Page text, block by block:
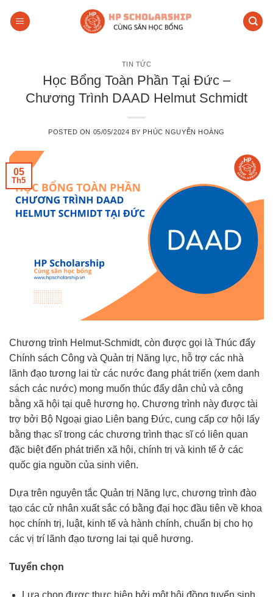
TIN TỨC
Học Bổng Toàn Phần Tại Đức –
Chương Trình DAAD Helmut Schmidt
POSTED ON 05/05/2024 BY PHÚC NGUYỄN HOÀNG
05
Th5
Chương trình Helmut-Schmidt, còn được gọi là Thúc đẩy
Chính sách Công và Quản trị Năng lực, hỗ trợ các nhà
lãnh đạo tương lai từ các nước đang phát triển (xem danh
sách các nước) mong muốn thúc đẩy dân chủ và công
bằng xã hội tại quê hương họ. Chương trình này được tài
trợ bởi Bộ Ngoại giao Liên bang Đức, cung cấp cơ hội lấy
bằng thạc sĩ trong các chương trình thạc sĩ có liên quan
đặc biệt đến phát triển xã hội, chính trị và kinh tế ở các
quốc gia nguồn của sinh viên.
Dựa trên nguyên tắc Quản trị Năng lực, chương trình đào
tạo các cử nhân xuất sắc có bằng đại học đầu tiên về khoa
học chính trị, luật, kinh tế và hành chính, chuẩn bị cho họ
các vị trí lãnh đạo tương lai tại quê hương.
Tuyển chọn
Lựa chọn được thực hiện bởi một hội đồng tuyển sinh